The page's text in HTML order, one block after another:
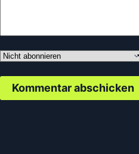
Kommentar abschicken